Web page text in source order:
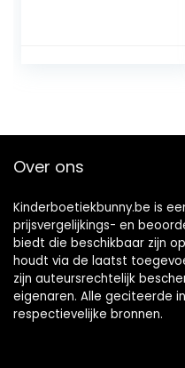
Over ons
Kinderboetiekbunny.be is
prijsvergelijkings- en
biedt die beschikbaar zijn
houdt via de laatst
zijn auteursrechtelijk
eigenaren. Alle geciteerde
respectievelijke bronnen.